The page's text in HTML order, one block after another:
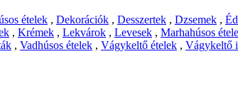
ételek , Dekorációk , Desszertek , Dzsemek ,
, Krémek , Lekvárok , Levesek , Marhahúsos
, Vadhúsos ételek , Vágykeltő ételek , Vágykeltő